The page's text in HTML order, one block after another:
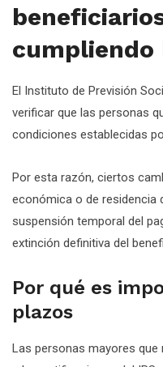
cumpliendo
El Instituto de Previsión
verificar que las personas
condiciones establecidas
Por esta razón, ciertos
económica o de residencia
suspensión temporal del
extinción definitiva del
Por qué es
plazos
Las personas mayores que